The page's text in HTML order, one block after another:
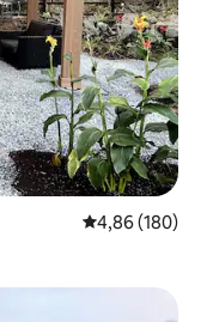
4,86 ud af 5 i
4,86 (180)